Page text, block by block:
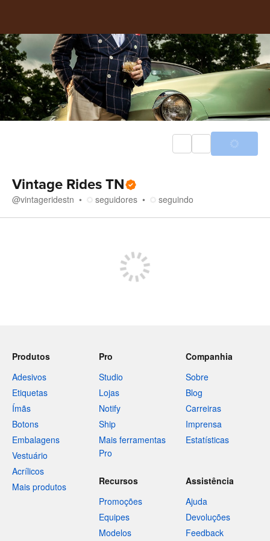
Vintage Rides TN
@vintageridestn seguidores seguindo
Produtos
Adesivos
Etiquetas
Ímãs
Botons
Embalagens
Vestuário
Acrílicos
Mais produtos
Pro
Studio
Lojas
Notify
Ship
Mais ferramentas
Pro
Companhia
Sobre
Blog
Carreiras
Imprensa
Estatísticas
Recursos
Promoções
Equipes
Modelos
Assistência
Ajuda
Devoluções
Feedback